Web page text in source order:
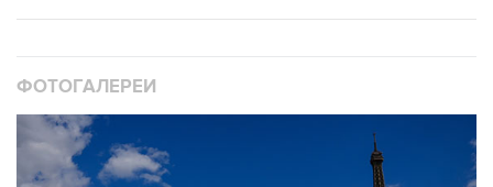
ФОТОГАЛЕРЕИ